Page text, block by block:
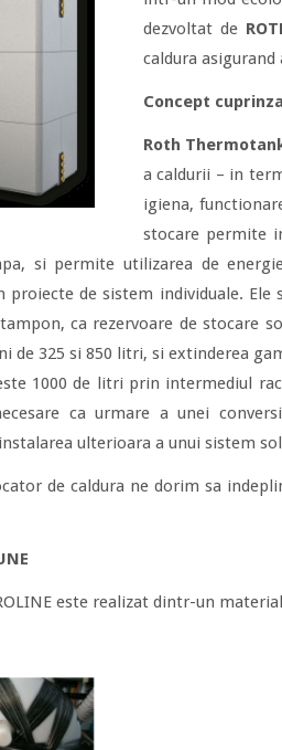
dezvoltat de
caldura
Concept
Roth
a caldurii – in
igiena,
stocare permite
si permite utilizarea de
de sistem individuale.
ca rezervoare de stocare
de 325 si 850 litri, si extinderea
1000 de litri prin intermediul
ca urmare a unei
ulterioara a unui sistem
de caldura ne dorim sa
este realizat dintr-un